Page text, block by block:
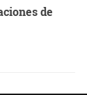
de